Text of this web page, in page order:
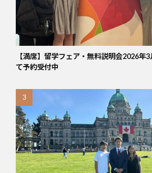
【満席】留学フェア・無料説明会2026年
て予約受付中